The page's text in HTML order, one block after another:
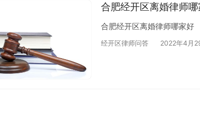
合肥经开区离婚律师
合肥经开区离婚律师哪家好
经开区律师问答 2022年4月